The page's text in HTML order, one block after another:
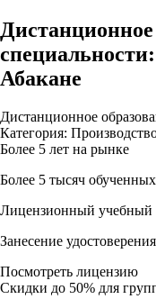
Абакане
Дистанционное
Категория:
Более 5 лет на рынке
Более 5 тысяч
Лицензионный учебный
Занесение
Посмотреть лицензию
Скидки до 50% для